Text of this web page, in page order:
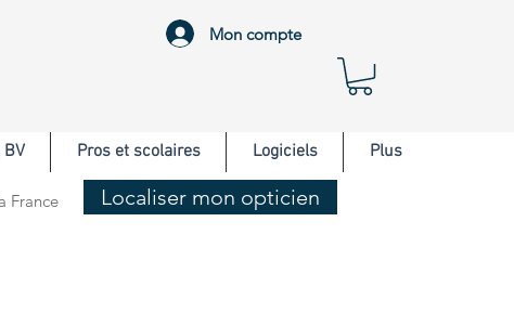
Mon compte
Pros et scolaires Logiciels Plus
France Localiser mon opticien